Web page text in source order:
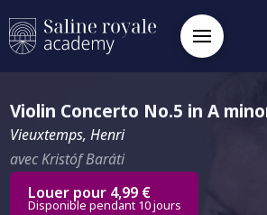
Violin Concerto No.5 in A
Vieuxtemps, Henri
avec Kristóf Baráti
Louer pour 4,99 €
Disponible pendant 10 jours